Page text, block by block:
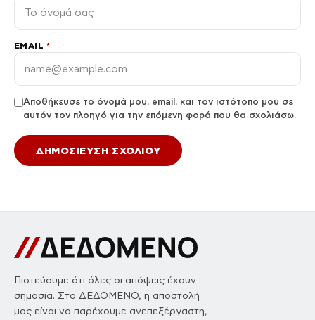
EMAIL *
Αποθήκευσε το όνομά μου, email, και τον ιστότοπο μου σε
αυτόν τον πλοηγό για την επόμενη φορά που θα σχολιάσω.
Πιστεύουμε ότι όλες οι απόψεις έχουν
σημασία. Στο ΔΕΔΟΜΕΝΟ, η αποστολή
μας είναι να παρέχουμε ανεπεξέργαστη,